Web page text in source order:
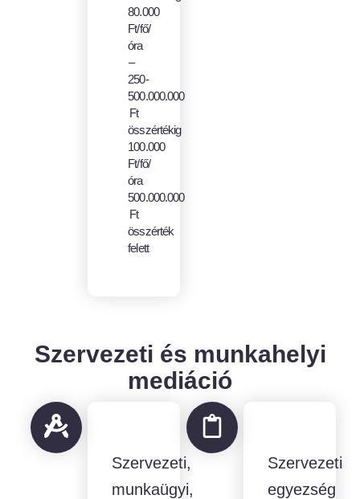
80.000
Ft/fő/
óra
–
250-
500.000.000
Ft
összértékig
100.000
Ft/fő/
óra
500.000.000
Ft
összérték
felett
Szervezeti és munkahelyi
mediáció
Szervezeti,
munkaügyi,
Szervezeti
egyezség